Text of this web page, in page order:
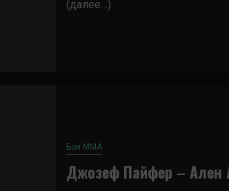
(далее…)
Бои ММА
Джозеф Пайфер – Ален